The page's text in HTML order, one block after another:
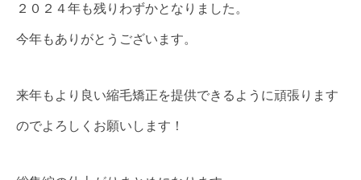
２０２４年も残りわずかとなりました。
今年もありがとうございます。
来年もより良い縮毛矯正を提供できるように頑張ります
のでよろしくお願いします！